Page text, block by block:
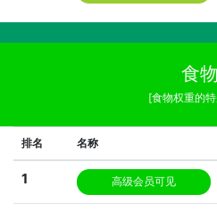
食物
[食物权重的
排名 名称
1 高级会员可见